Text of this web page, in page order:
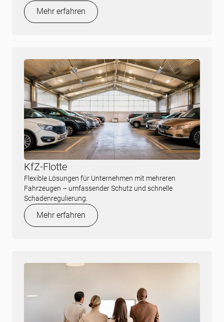
Mehr erfahren
KfZ-Flotte
Flexible Lösungen für Unternehmen mit mehreren
Fahrzeugen – umfassender Schutz und schnelle
Schadenregulierung.
Mehr erfahren